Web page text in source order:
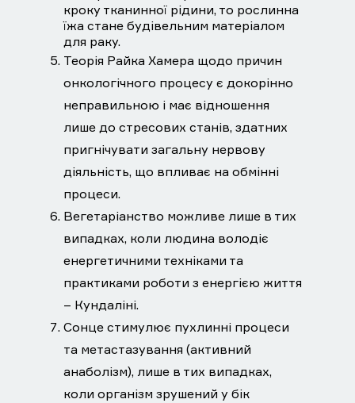
кроку тканинної рідини, то рослинна
їжа стане будівельним матеріалом
для раку.
Теорія Райка Хамера щодо причин
онкологічного процесу є докорінно
неправильною і має відношення
лише до стресових станів, здатних
пригнічувати загальну нервову
діяльність, що впливає на обмінні
процеси.
Вегетаріанство можливе лише в тих
випадках, коли людина володіє
енергетичними техніками та
практиками роботи з енергією життя
– Кундаліні.
Сонце стимулює пухлинні процеси
та метастазування (активний
анаболізм), лише в тих випадках,
коли організм зрушений у бік